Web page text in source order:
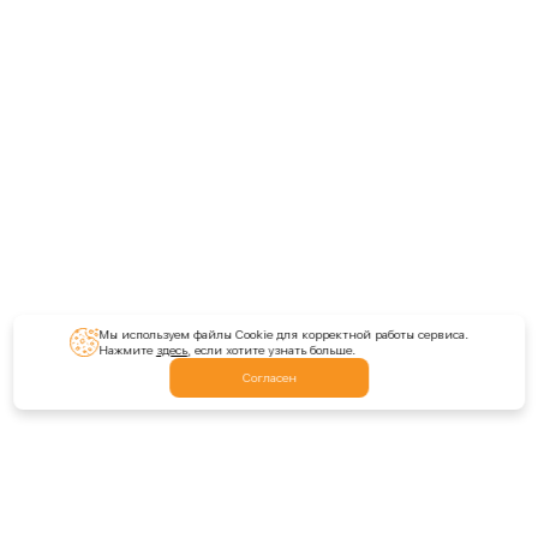
Мы используем файлы Cookie для корректной работы сервиса.
Нажмите здесь, если хотите узнать больше.
Согласен